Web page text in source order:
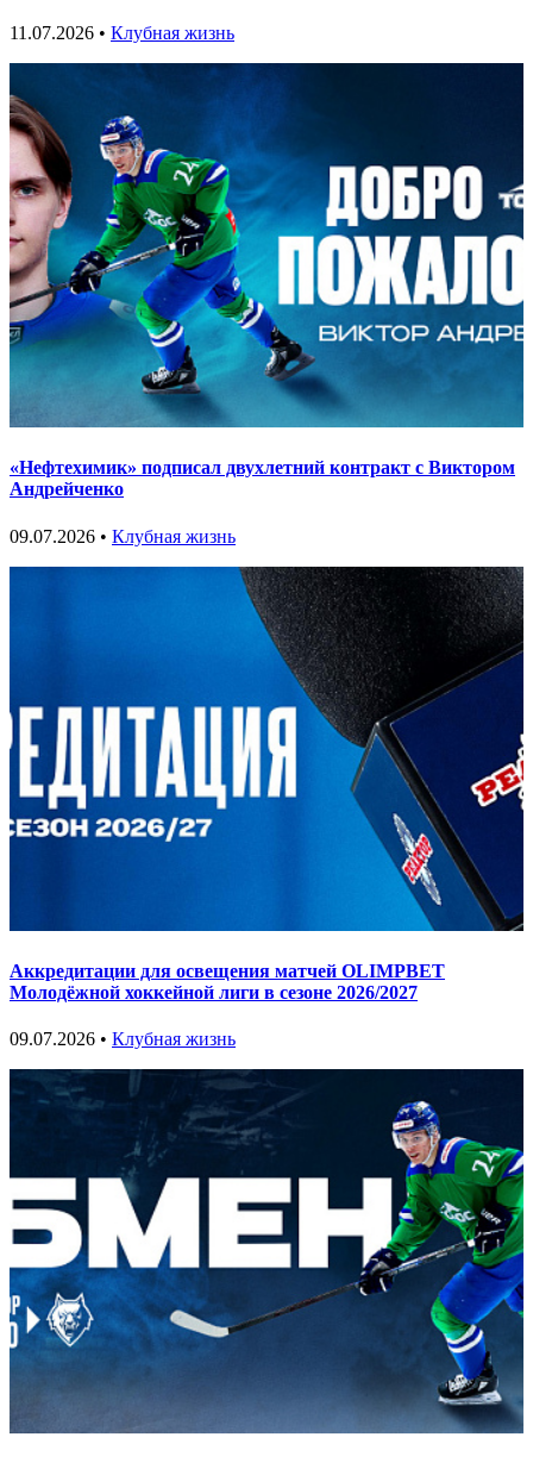
11.07.2026 • Клубная жизнь
«Нефтехимик» подписал двухлетний контракт с Виктором
Андрейченко
09.07.2026 • Клубная жизнь
Аккредитации для освещения матчей OLIMPBET
Молодёжной хоккейной лиги в сезоне 2026/2027
09.07.2026 • Клубная жизнь